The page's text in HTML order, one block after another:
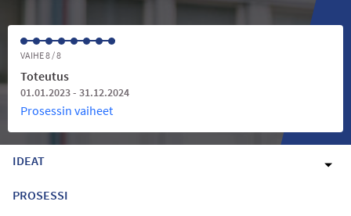
VAIHE 8 / 8
Toteutus
01.01.2023 - 31.12.2024
Prosessin vaiheet
IDEAT
PROSESSI